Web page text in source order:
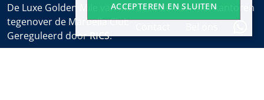
De Luxe Golden Mile van Marbella dekken met kantoren
tegenover de Marbella Club en bij het Puente Romano.
Gereguleerd doorRICS.
ACCEPTEREN EN SLUITEN